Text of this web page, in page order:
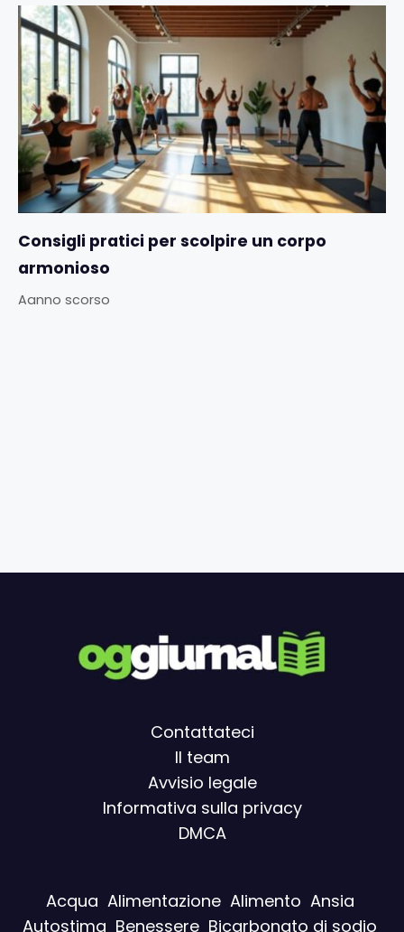
Consigli pratici per scolpire un corpo
armonioso
Aanno scorso
Contattateci
Il team
Avvisio legale
Informativa sulla privacy
DMCA
Acqua Alimentazione Alimento Ansia
Autostima Benessere Bicarbonato di sodio